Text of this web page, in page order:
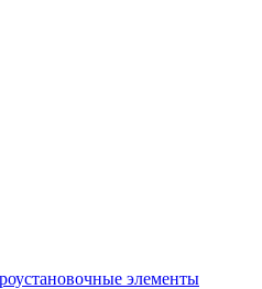
элементы